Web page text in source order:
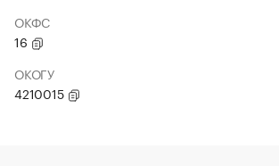
ОКФС
16
ОКОГУ
4210015